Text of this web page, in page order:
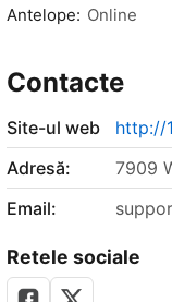
Antelope: Online
Contacte
Site-ul web
http://
Adresă:
7909
Email:
Retele sociale